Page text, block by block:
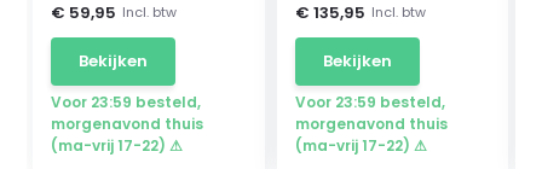
€ 59,95 Incl. btw
Bekijken
Voor 23:59 besteld,
morgenavond thuis
(ma-vrij 17-22) ⚠
€ 135,95 Incl. btw
Bekijken
Voor 23:59 besteld,
morgenavond thuis
(ma-vrij 17-22) ⚠